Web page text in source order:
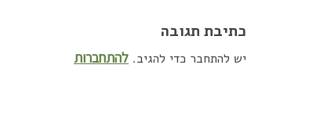
כתיבת תגובה
יש להתחבר כדי להגיב. להתחברות